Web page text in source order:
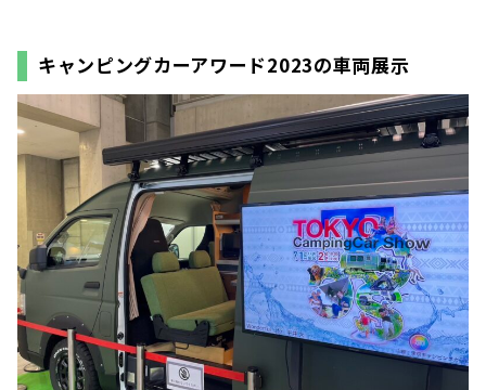
キャンピングカーアワード2023の車両展示